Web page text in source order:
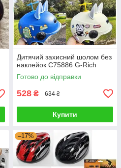
Дитячий захисний шолом без
наклейок C75886 G-Rich
Готово до відправки
528 ₴ 634 ₴
Купити
–17%